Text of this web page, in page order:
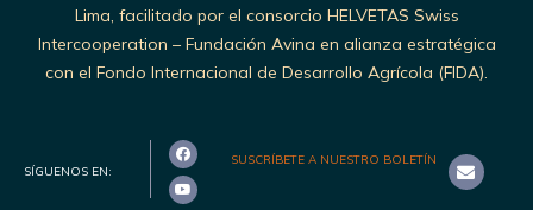
Lima, facilitado por el consorcio HELVETAS Swiss
Intercooperation – Fundación Avina en alianza estratégica
con el Fondo Internacional de Desarrollo Agrícola (FIDA).
SÍGUENOS EN:
SUSCRÍBETE A NUESTRO BOLETÍN